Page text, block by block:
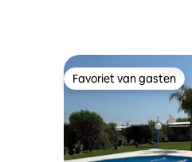
Favoriet van gasten
Favoriet van gasten